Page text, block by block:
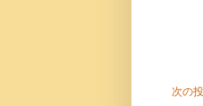
次の